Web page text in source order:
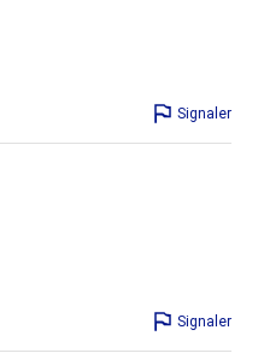
Signaler
Signaler